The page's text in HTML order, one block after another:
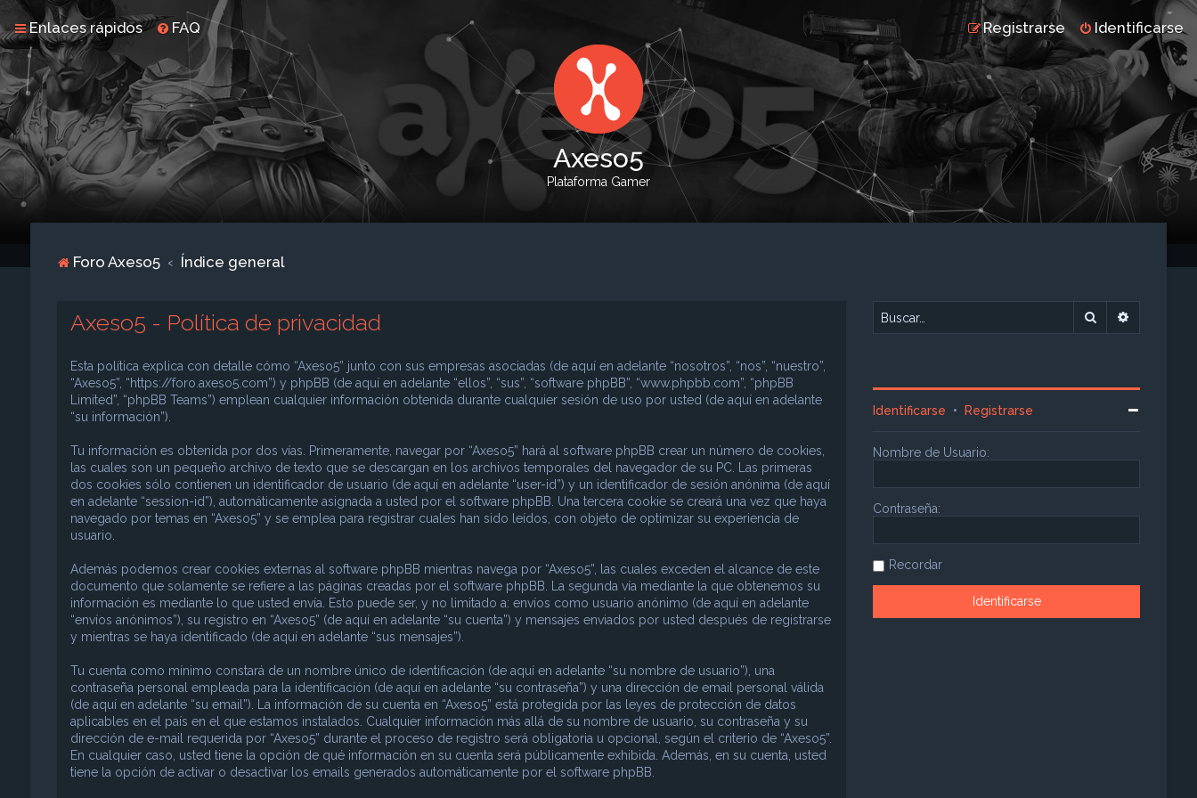
Enlaces rápidos FAQ Identificarse
Registrarse
Axeso5
Plataforma Gamer
Foro Axeso5 Índice general
Axeso5 - Política de privacidad
Esta política explica con detalle cómo “Axeso5” junto con sus empresas asociadas (de aquí en adelante “nosotros”, “nos”, “nuestro”,
“Axeso5”, “https://foro.axeso5.com”) y phpBB (de aquí en adelante “ellos”, “sus”, “software phpBB”, “www.phpbb.com”, “phpBB
Limited”, “phpBB Teams”) emplean cualquier información obtenida durante cualquier sesión de uso por usted (de aquí en adelante
“su información”).
Tu información es obtenida por dos vías. Primeramente, navegar por “Axeso5” hará al software phpBB crear un número de cookies,
las cuales son un pequeño archivo de texto que se descargan en los archivos temporales del navegador de su PC. Las primeras
dos cookies sólo contienen un identificador de usuario (de aquí en adelante “user-id”) y un identificador de sesión anónima (de aquí
en adelante “session-id”), automáticamente asignada a usted por el software phpBB. Una tercera cookie se creará una vez que haya
navegado por temas en “Axeso5” y se emplea para registrar cuales han sido leídos, con objeto de optimizar su experiencia de
usuario.
Además podemos crear cookies externas al software phpBB mientras navega por “Axeso5”, las cuales exceden el alcance de este
documento que solamente se refiere a las páginas creadas por el software phpBB. La segunda vía mediante la que obtenemos su
información es mediante lo que usted envía. Esto puede ser, y no limitado a: envíos como usuario anónimo (de aquí en adelante
“envíos anónimos”), su registro en “Axeso5” (de aquí en adelante “su cuenta”) y mensajes enviados por usted después de registrarse
y mientras se haya identificado (de aquí en adelante “sus mensajes”).
Tu cuenta como mínimo constará de un nombre único de identificación (de aquí en adelante “su nombre de usuario”), una
contraseña personal empleada para la identificación (de aquí en adelante “su contraseña”) y una dirección de email personal válida
(de aquí en adelante “su email”). La información de su cuenta en “Axeso5” está protegida por las leyes de protección de datos
aplicables en el país en el que estamos instalados. Cualquier información más allá de su nombre de usuario, su contraseña y su
dirección de e-mail requerida por “Axeso5” durante el proceso de registro será obligatoria u opcional, según el criterio de “Axeso5”.
En cualquier caso, usted tiene la opción de qué información en su cuenta será públicamente exhibida. Además, en su cuenta, usted
tiene la opción de activar o desactivar los emails generados automáticamente por el software phpBB.
Buscar
Identificarse • Registrarse
Nombre de Usuario:
Contraseña:
Recordar